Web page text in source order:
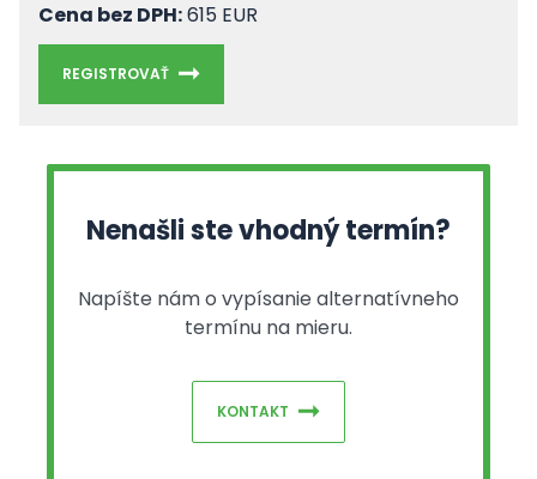
Cena bez DPH:615 EUR
REGISTROVAŤ
Nenašli ste vhodný termín?
Napíšte nám o vypísanie alternatívneho
termínu na mieru.
KONTAKT